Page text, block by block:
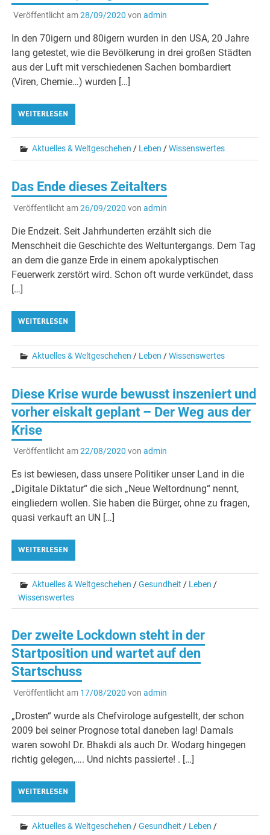
Veröffentlicht am28/09/2020 von admin
In den 70igern und 80igern wurden in den USA, 20 Jahre
lang getestet, wie die Bevölkerung in drei großen Städten
aus der Luft mit verschiedenen Sachen bombardiert
(Viren, Chemie…) wurden […]
WEITERLESEN
Aktuelles & Weltgeschehen / Leben /Wissenswertes
Das Ende dieses Zeitalters
Veröffentlicht am26/09/2020 von admin
Die Endzeit. Seit Jahrhunderten erzählt sich die
Menschheit die Geschichte des Weltuntergangs. Dem Tag
an dem die ganze Erde in einem apokalyptischen
Feuerwerk zerstört wird. Schon oft wurde verkündet, dass
[…]
WEITERLESEN
Aktuelles & Weltgeschehen / Leben /Wissenswertes
Diese Krise wurde bewusst inszeniert und
vorher eiskalt geplant – Der Weg aus der
Krise
Veröffentlicht am22/08/2020 von admin
Es ist bewiesen, dass unsere Politiker unser Land in die
„Digitale Diktatur“ die sich „Neue Weltordnung“ nennt,
eingliedern wollen. Sie haben die Bürger, ohne zu fragen,
quasi verkauft an UN […]
WEITERLESEN
Aktuelles & Weltgeschehen /Gesundheit / Leben /
Wissenswertes
Der zweite Lockdown steht in der
Startposition und wartet auf den
Startschuss
Veröffentlicht am 17/08/2020 von admin
„Drosten“ wurde als Chefvirologe aufgestellt, der schon
2009 bei seiner Prognose total daneben lag! Damals
waren sowohl Dr. Bhakdi als auch Dr. Wodarg hingegen
richtig gelegen,…. Und nichts passierte! . […]
WEITERLESEN
Aktuelles & Weltgeschehen /Gesundheit / Leben /